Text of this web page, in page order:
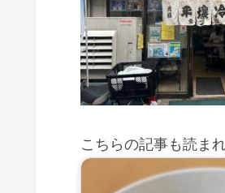
こちらの記事も読ま